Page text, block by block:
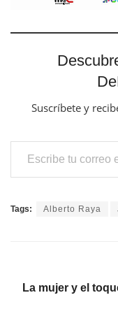
Suscríbete y
Escribe tu correo electrónico…
Tags: Alberto Raya
La mujer y el